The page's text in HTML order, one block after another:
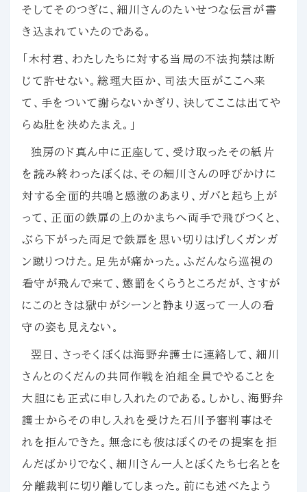
そしてそのつぎに、細川さんのたいせつな伝言が書
き込まれていたのである。
「木村君、わたしたちに対する当局の不法拘禁は断
じて許せない。総理大臣か、司法大臣がここへ来
て、手をついて謝らないかぎり、決してここは出てや
らぬ肚を決めたまえ。」
独房のド真ん中に正座して、受け取ったその紙片
を読み終わったぼくは、その細川さんの呼びかけに
対する全面的共鳴と感激のあまり、ガバと起ち上が
って、正面の鉄扉の上のかまちへ両手で飛びつくと、
ぶら下がった両足で鉄扉を思い切りはげしくガンガ
ン蹴りつけた。足先が痛かった。ふだんなら巡視の
看守が飛んで来て、懲罰をくらうところだが、さすが
にこのときは獄中がシーンと静まり返って一人の看
守の姿も見えない。
翌日、さっそくぼくは海野弁護士に連絡して、細川
さんとのくだんの共同作戦を泊組全員でやることを
大胆にも正式に申し入れたのである。しかし、海野弁
護士からその申し入れを受けた石川予審判事はそ
れを拒んできた。無念にも彼はぼくのその提案を拒
んだばかりでなく、細川さん一人とぼくたち七名とを
分離裁判に切り離してしまった。前にも述べたよう